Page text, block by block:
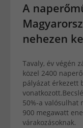
A
nehezen
Tavaly, év végén
közel 2400
pályázat érkezett
50%-a valósulhat
900 megawatt
várakozásoknak.